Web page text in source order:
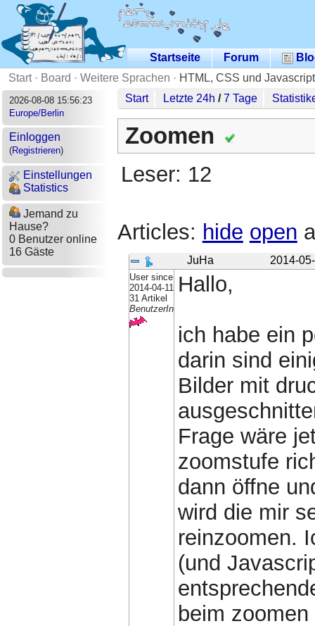
Startseite Forum
Start· Board · Weitere Sprachen · HTML, CSS und Javascript
2026-08-08 15:56:23
Europe/Berlin
Einloggen
(Registrieren)
Einstellungen
Statistics
Jemand zu
Hause?
0 Benutzer online
16 Gäste
Start Letzte 24h /7 Tage
Zoomen
Leser: 12
Articles: hide open
JuHa 2014-
User since
2014-04-11
31 Artikel
BenutzerIn
Hallo,
ich habe ein
darin sind
Bilder mit
Frage wäre
zoomstufe
dann öffne
wird die mir
reinzoomen.
(und
beim